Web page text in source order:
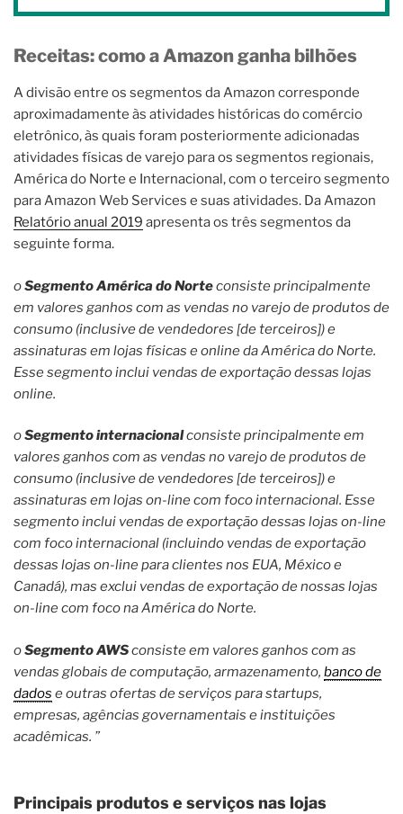
Receitas: como a Amazon ganha bilhões
A divisão entre os segmentos da Amazon corresponde
aproximadamente às atividades históricas do comércio
eletrônico, às quais foram posteriormente adicionadas
atividades físicas de varejo para os segmentos regionais,
América do Norte e Internacional, com o terceiro segmento
para Amazon Web Services e suas atividades. Da Amazon
Relatório anual 2019 apresenta os três segmentos da
seguinte forma.
oSegmento América do Norteconsiste principalmente
em valores ganhos com as vendas no varejo de produtos de
consumo (inclusive de vendedores [de terceiros]) e
assinaturas em lojas físicas e online da América do Norte.
Esse segmento inclui vendas de exportação dessas lojas
online.
oSegmento internacionalconsiste principalmente em
valores ganhos com as vendas no varejo de produtos de
consumo (inclusive de vendedores [de terceiros]) e
assinaturas em lojas on-line com foco internacional. Esse
segmento inclui vendas de exportação dessas lojas on-line
com foco internacional (incluindo vendas de exportação
dessas lojas on-line para clientes nos EUA, México e
Canadá), mas exclui vendas de exportação de nossas lojas
on-line com foco na América do Norte.
oSegmento AWSconsiste em valores ganhos com as
vendas globais de computação, armazenamento, banco de
dados e outras ofertas de serviços para startups,
empresas, agências governamentais e instituições
acadêmicas. ”
Principais produtos e serviços nas lojas